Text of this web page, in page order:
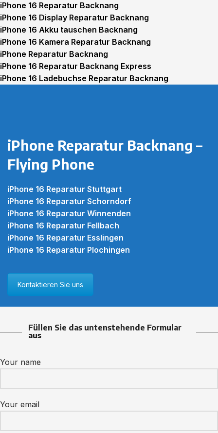
iPhone 16 Reparatur Backnang
iPhone 16 Display Reparatur Backnang
iPhone 16 Akku tauschen Backnang
iPhone 16 Kamera Reparatur Backnang
iPhone Reparatur Backnang
iPhone 16 Reparatur Backnang Express
iPhone 16 Ladebuchse Reparatur Backnang
iPhone Reparatur Backnang –
Flying Phone
iPhone 16 Reparatur Stuttgart
iPhone 16 Reparatur Schorndorf
iPhone 16 Reparatur Winnenden
iPhone 16 Reparatur Fellbach
iPhone 16 Reparatur Esslingen
iPhone 16 Reparatur Plochingen
Kontaktieren Sie uns
Füllen Sie das untenstehende Formular
aus
Your name
Your email